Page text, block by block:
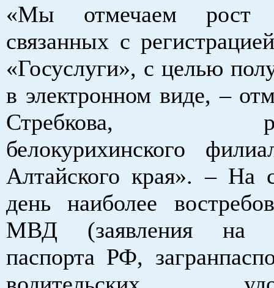
«Мы отмечаем рост
связанных с
«Госуслуги», с целью
в электронном виде, –
Стребкова,
белокурихинского
Алтайского края». – На
день наиболее
МВД (заявления на
паспорта РФ,